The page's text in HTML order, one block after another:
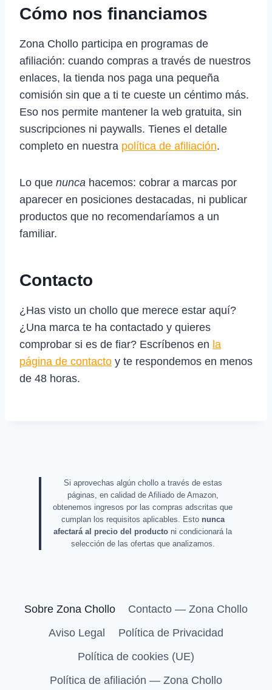
Cómo nos financiamos
Zona Chollo participa en programas de
afiliación: cuando compras a través de nuestros
enlaces, la tienda nos paga una pequeña
comisión sin que a ti te cueste un céntimo más.
Eso nos permite mantener la web gratuita, sin
suscripciones ni paywalls. Tienes el detalle
completo en nuestra política de afiliación.
Lo que nunca hacemos: cobrar a marcas por
aparecer en posiciones destacadas, ni publicar
productos que no recomendaríamos a un
familiar.
Contacto
¿Has visto un chollo que merece estar aquí?
¿Una marca te ha contactado y quieres
comprobar si es de fiar? Escríbenos en la
página de contacto y te respondemos en menos
de 48 horas.
Si aprovechas algún chollo a través de estas
páginas, en calidad de Afiliado de Amazon,
obtenemos ingresos por las compras adscritas que
cumplan los requisitos aplicables. Esto nunca
afectará al precio del producto ni condicionará la
selección de las ofertas que analizamos.
Sobre Zona Chollo
Contacto — Zona Chollo
Aviso Legal
Política de Privacidad
Política de cookies (UE)
Política de afiliación — Zona Chollo